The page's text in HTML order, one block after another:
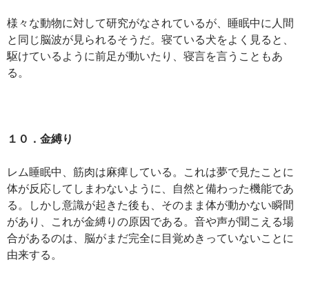
様々な動物に対して研究がなされているが、睡眠中に人間
と同じ脳波が見られるそうだ。寝ている犬をよく見ると、
駆けているように前足が動いたり、寝言を言うこともあ
る。
１０．金縛り
レム睡眠中、筋肉は麻痺している。これは夢で見たことに
体が反応してしまわないように、自然と備わった機能であ
る。しかし意識が起きた後も、そのまま体が動かない瞬間
があり、これが金縛りの原因である。音や声が聞こえる場
合があるのは、脳がまだ完全に目覚めきっていないことに
由来する。